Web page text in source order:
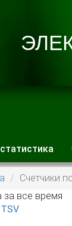
Счетчики
за все время